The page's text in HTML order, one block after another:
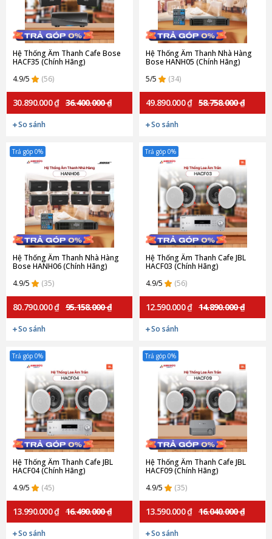
Hệ Thống Âm Thanh Cafe Bose
HACF35 (Chính Hãng)
4.9/5
(56)
30.890.000 ₫ 36.400.000 ₫
So sánh
Hệ Thống Âm Thanh Nhà Hàng
Bose HANH05 (Chính Hãng)
5/5
(34)
49.890.000 ₫ 58.758.000 ₫
So sánh
Trả góp 0%
Hệ Thống Âm Thanh Nhà Hàng
Bose HANH06 (Chính Hãng)
4.9/5
(35)
80.790.000 ₫ 95.158.000 ₫
So sánh
Trả góp 0%
Hệ Thống Âm Thanh Cafe JBL
HACF03 (Chính Hãng)
4.9/5
(56)
12.590.000 ₫ 14.890.000 ₫
So sánh
Trả góp 0%
Hệ Thống Âm Thanh Cafe JBL
HACF04 (Chính Hãng)
4.9/5
(45)
13.990.000 ₫ 16.490.000 ₫
So sánh
Trả góp 0%
Hệ Thống Âm Thanh Cafe JBL
HACF09 (Chính Hãng)
4.9/5
(35)
13.590.000 ₫ 16.040.000 ₫
So sánh